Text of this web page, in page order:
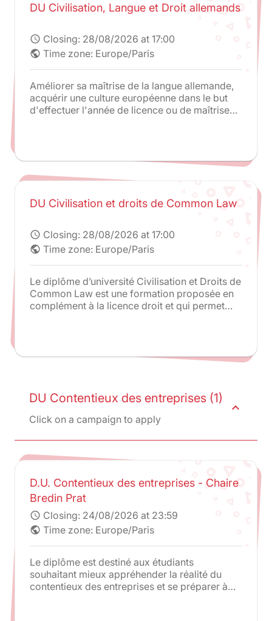
DU Civilisation, Langue et Droit allemands
schedule Closing: 28/08/2026 at 17:00
public Time zone: Europe/Paris
Améliorer sa maîtrise de la langue allemande,
acquérir une culture européenne dans le but
d'effectuer l'année de licence ou de maîtrise
DU Civilisation et droits de Common Law
schedule Closing: 28/08/2026 at 17:00
public Time zone: Europe/Paris
Le diplôme d’université Civilisation et Droits de
Common Law est une formation proposée en
complément à la licence droit et qui permet
DU Contentieux des entreprises (1)
Click on a campaign to apply
expand_less
D.U. Contentieux des entreprises - Chaire
Bredin Prat
schedule Closing: 24/08/2026 at 23:59
public Time zone: Europe/Paris
Le diplôme est destiné aux étudiants
souhaitant mieux appréhender la réalité du
contentieux des entreprises et se préparer à